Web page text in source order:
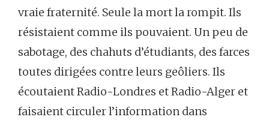
vraie fraternité. Seule la mort la rompit. Ils
résistaient comme ils pouvaient. Un peu de
sabotage, des chahuts d’étudiants, des farces
toutes dirigées contre leurs geôliers. Ils
écoutaient Radio-Londres et Radio-Alger et
faisaient circuler l’information dans